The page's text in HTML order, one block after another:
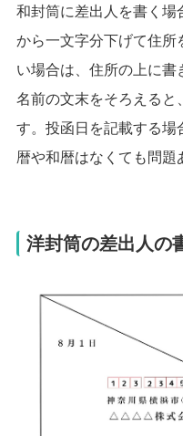
和封筒に差出人を書く場
から一文字分下げて住所
い場合は、住所の上に書
名前の文末をそろえると
す。 投函日を記載する場
暦や和暦はなくても問題
洋封筒の差出人の